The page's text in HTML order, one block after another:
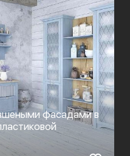
фасадами в